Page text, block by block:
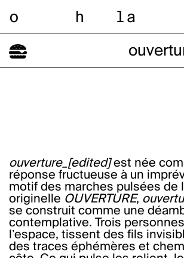
o h l a
ouverture_[edited]est née
réponse fructueuse à un
motif des marches pulsées de
originelle OUVERTURE,
se construit comme une
contemplative. Trois
lʼespace, tissent des fils
des traces éphémères et